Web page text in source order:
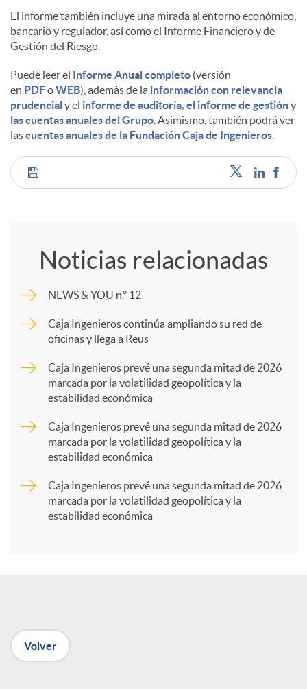
El informe también incluye una mirada al entorno económico,
bancario y regulador, así como el Informe Financiero y de
Gestión del Riesgo.
Puede leer el Informe Anual completo (versión
en PDFoWEB), además de la información con relevancia
prudencialy el informe de auditoría, el informe de gestión y
las cuentas anuales del Grupo. Asimismo, también podrá ver
lascuentas anuales de la Fundación Caja de Ingenieros.
C
m
p
a
n
Noticias relacionadas
NEWS & YOU n.º 12
Caja Ingenieros continúa ampliando su red de
oficinas y llega a Reus
Caja Ingenieros prevé una segunda mitad de 2026
marcada por la volatilidad geopolítica y la
estabilidad económica
Caja Ingenieros prevé una segunda mitad de 2026
marcada por la volatilidad geopolítica y la
estabilidad económica
Caja Ingenieros prevé una segunda mitad de 2026
marcada por la volatilidad geopolítica y la
estabilidad económica
Volver